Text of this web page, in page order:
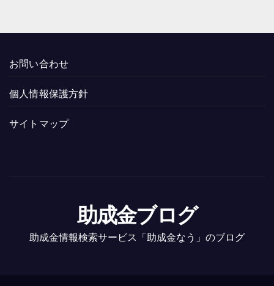
お問い合わせ
個人情報保護方針
サイトマップ
助成金ブログ
助成金情報検索サービス「助成金なう」のブログ